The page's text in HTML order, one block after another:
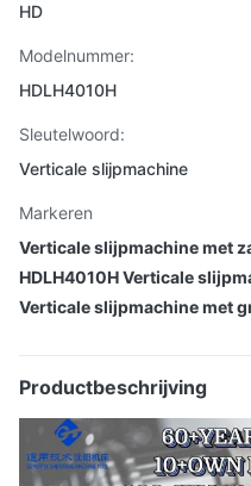
HD
Modelnummer:
HDLH4010H
Sleutelwoord:
Verticale slijpmachine
Markeren
Verticale slijpmachine met
HDLH4010H Verticale
Verticale slijpmachine met
Productbeschrijving